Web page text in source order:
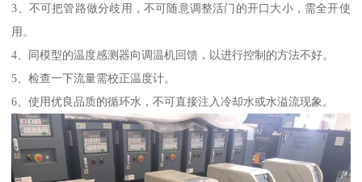
3、不可把管路做分歧用，不可随意调整活门的开口大小，需全开使
用。
4、同模型的温度感测器向调温机回馈，以进行控制的方法不好。
5、检查一下流量需校正温度计。
6、使用优良品质的循环水，不可直接注入冷却水或水溢流现象。